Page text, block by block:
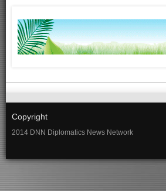
Copyright
2014 DNN Diplomatics News Network